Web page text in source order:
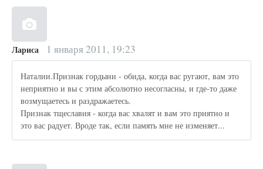
Лариса 1 января 2011, 19:23
Наталии.Признак гордыни - обида, когда вас ругают, вам это
неприятно и вы с этим абсолютно несогласны, и где-то даже
возмущаетесь и раздражаетесь.
Признак тщеславия - когда вас хвалят и вам это приятно и
это вас радует. Вроде так, если память мне не изменяет...